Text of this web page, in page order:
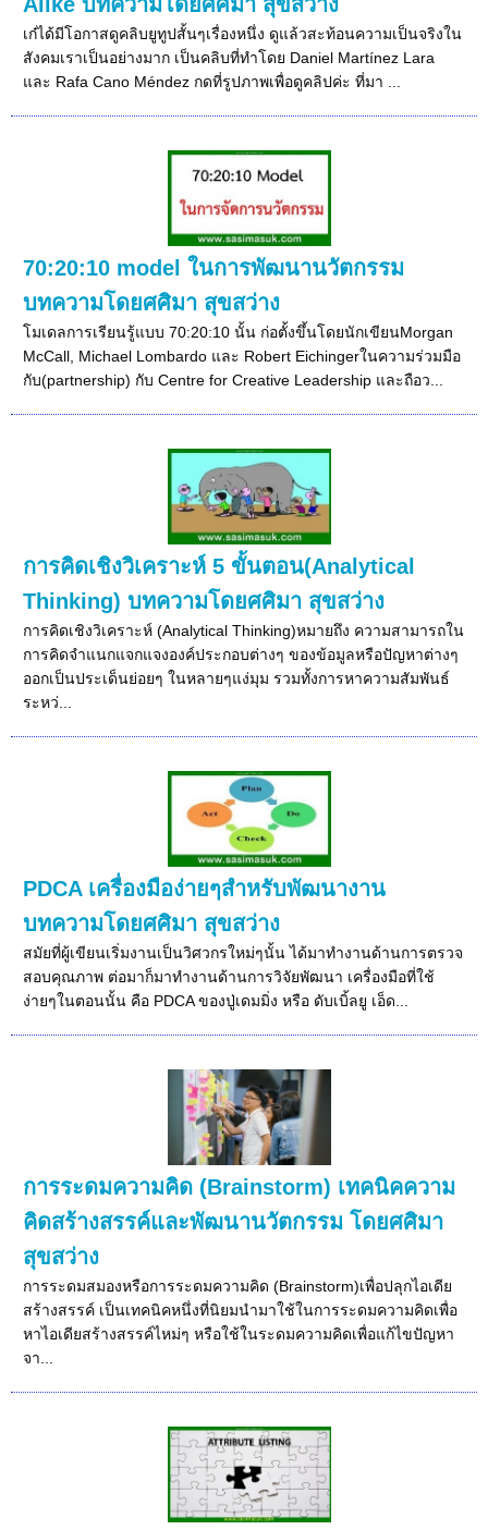
เก๋ได้มีโอกาสดูคลิบยูทูปสั้นๆเรื่องหนึ่ง ดูแล้วสะท้อนความเป็นจริงใน
สังคมเราเป็นอย่างมาก เป็นคลิบที่ทำโดย Daniel Martínez Lara
และ Rafa Cano Méndez กดที่รูปภาพเพื่อดูคลิปค่ะ ที่มา ...
70:20:10 model ในการพัฒนานวัตกรรม
บทความโดยศศิมา สุขสว่าง
โมเดลการเรียนรู้แบบ 70:20:10 นั้น ก่อตั้งขึ้นโดยนักเขียนMorgan
McCall, Michael Lombardo และ Robert Eichingerในความร่วมมือ
กับ(partnership) กับ Centre for Creative Leadership และถือว...
การคิดเชิงวิเคราะห์ 5 ขั้นตอน(Analytical
Thinking) บทความโดยศศิมา สุขสว่าง
การคิดเชิงวิเคราะห์ (Analytical Thinking)หมายถึง ความสามารถใน
การคิดจำแนกแจกแจงองค์ประกอบต่างๆ ของข้อมูลหรือปัญหาต่างๆ
ออกเป็นประเด็นย่อยๆ ในหลายๆแง่มุม รวมทั้งการหาความสัมพันธ์
ระหว่...
PDCA เครื่องมือง่ายๆสำหรับพัฒนางาน
บทความโดยศศิมา สุขสว่าง
สมัยที่ผู้เขียนเริ่มงานเป็นวิศวกรใหม่ๆนั้น ได้มาทำงานด้านการตรวจ
สอบคุณภาพ ต่อมาก็มาทำงานด้านการวิจัยพัฒนา เครื่องมือที่ใช้
ง่ายๆในตอนนั้น คือ PDCA ของปู่เดมมิ่ง หรือ ดับเบิ้ลยู เอ็ด...
การระดมความคิด (Brainstorm) เทคนิคความ
คิดสร้างสรรค์และพัฒนานวัตกรรม โดยศศิมา
สุขสว่าง
การระดมสมองหรือการระดมความคิด (Brainstorm)เพื่อปลุกไอเดีย
สร้างสรรค์ เป็นเทคนิคหนึ่งที่นิยมนำมาใช้ในการระดมความคิดเพื่อ
หาไอเดียสร้างสรรค์ไหม่ๆ หรือใช้ในระดมความคิดเพื่อแก้ไขปัญหา
จา...